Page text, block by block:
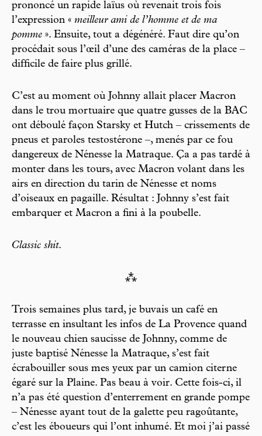
prononcé un rapide laïus où revenait trois fois
l’expression « meilleur ami de l’homme et de ma
pomme ». Ensuite, tout a dégénéré. Faut dire qu’on
procédait sous l’œil d’une des caméras de la place –
difficile de faire plus grillé.
C’est au moment où Johnny allait placer Macron
dans le trou mortuaire que quatre gusses de la BAC
ont déboulé façon Starsky et Hutch – crissements de
pneus et paroles testostérone –, menés par ce fou
dangereux de Nénesse la Matraque. Ça a pas tardé à
monter dans les tours, avec Macron volant dans les
airs en direction du tarin de Nénesse et noms
d’oiseaux en pagaille. Résultat : Johnny s’est fait
embarquer et Macron a fini à la poubelle.
Classic shit.
⁂
Trois semaines plus tard, je buvais un café en
terrasse en insultant les infos de La Provence quand
le nouveau chien saucisse de Johnny, comme de
juste baptisé Nénesse la Matraque, s’est fait
écrabouiller sous mes yeux par un camion citerne
égaré sur la Plaine. Pas beau à voir. Cette fois-ci, il
n’a pas été question d’enterrement en grande pompe
– Nénesse ayant tout de la galette peu ragoûtante,
c’est les éboueurs qui l’ont inhumé. Et moi j’ai passé